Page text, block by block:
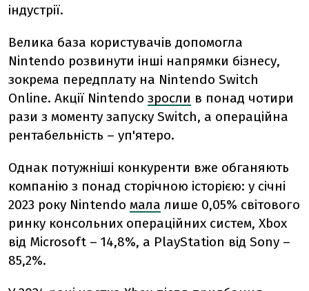
індустрії.
Велика база користувачів допомогла
Nintendo розвинути інші напрямки бізнесу,
зокрема передплату на Nintendo Switch
Online. Акції Nintendo зросли в понад чотири
рази з моменту запуску Switch, а операційна
рентабельність – уп'ятеро.
Однак потужніші конкуренти вже обганяють
компанію з понад сторічною історією: у січні
2023 року Nintendo мала лише 0,05% світового
ринку консольних операційних систем, Xbox
від Microsoft – 14,8%, а PlayStation від Sony –
85,2%.